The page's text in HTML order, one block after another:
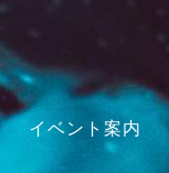
イベント案内